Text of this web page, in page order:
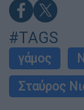
#TAGS
γάμος
Σταύρος